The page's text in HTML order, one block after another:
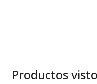
Productos